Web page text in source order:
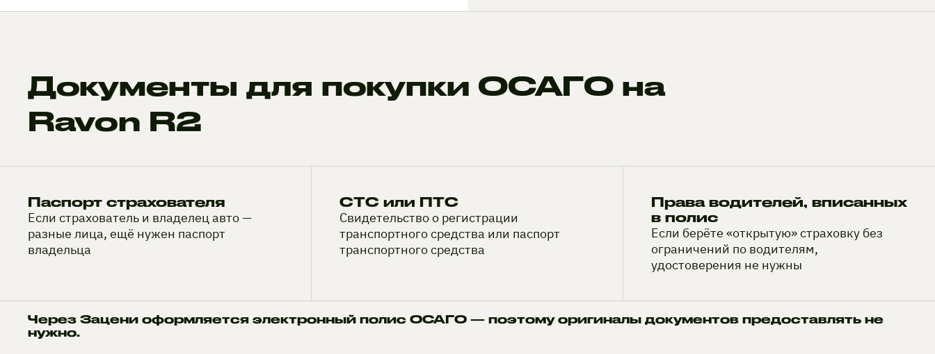
Документы для покупки ОСАГО на
Ravon R2
Паспорт страхователя
Если страхователь и владелец авто —
разные лица, ещё нужен паспорт
владельца
СТС или ПТС
Свидетельство о регистрации
транспортного средства или паспорт
транспортного средства
Права водителей, вписанных
в полис
Если берёте «открытую» страховку без
ограничений по водителям,
удостоверения не нужны
Через Зацени оформляется электронный полис ОСАГО — поэтому оригиналы документов предоставлять не
нужно.